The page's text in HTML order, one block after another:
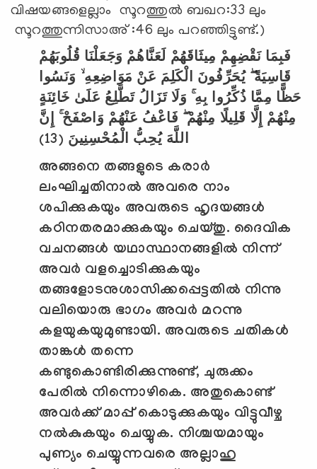
വിഷയങ്ങളെല്ലാം സൂറത്തുല്‍ ബഖറ:33 ലും
സൂറത്തുന്നിസാഅ് :46 ലും പറഞ്ഞിട്ടുണ്ട്.)
فَبِمَا نَقْضِهِمْ مِيثَاقَهُمْ لَعَنَّاهُمْ وَجَعَلْنَا قُلُوبَهُمْ
قَاسِيَةً ۖ يُحَرِّفُونَ الْكَلِمَ عَنْ مَوَاضِعِهِ ۙ وَنَسُوا
حَظًّا مِمَّا ذُكِّرُوا بِهِ ۚ وَلَا تَزَالُ تَطَّلِعُ عَلَىٰ خَائِنَةٍ
مِنْهُمْ إِلَّا قَلِيلًا مِنْهُمْ ۖ فَاعْفُ عَنْهُمْ وَاصْفَحْ ۚ إِنَّ
اللَّهَ يُحِبُّ الْمُحْسِنِينَ (13)
അങ്ങനെ തങ്ങളുടെ കരാര്‍
ലംഘിച്ചതിനാല്‍ അവരെ നാം
ശപിക്കുകയും അവരുടെ ഹൃദയങ്ങള്‍
കഠിനതരമാക്കുകയും ചെയ്തു. ദൈവിക
വചനങ്ങള്‍ യഥാസ്ഥാനങ്ങളില്‍ നിന്ന്
അവര്‍ വളച്ചൊടിക്കുകയും
തങ്ങളോടനുശാസിക്കപ്പെട്ടതില്‍ നിന്നു
വലിയൊരു ഭാഗം അവര്‍ മറന്നു
കളയുകയുമുണ്ടായി. അവരുടെ ചതികള്‍
താങ്കള്‍ തന്നെ
കണ്ടുകൊണ്ടിരിക്കുന്നുണ്ട്, ചുരുക്കം
പേരില്‍ നിന്നൊഴികെ. അതുകൊണ്ട്
അവര്‍ക്ക് മാപ്പ് കൊടുക്കുകയും വിട്ടുവീഴ്ച
നല്‍കുകയും ചെയ്യുക. നിശ്ചയമായും
പുണ്യം ചെയ്യുന്നവരെ അല്ലാഹു